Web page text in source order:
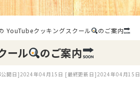
YouTubeクッキングスクール のご案内
ール のご案内
公開日]2024年04月15日 [最終更新日]2024年04月15日